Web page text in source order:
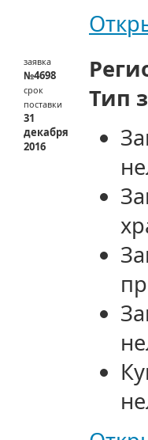
заявка
№4698
срок
поставки
31
декабря
2016
Тип